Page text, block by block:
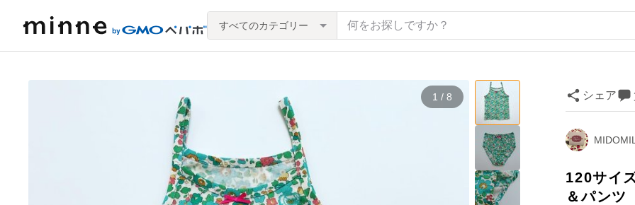
すべてのカテゴリー
1 / 8 シェア
120サイ
＆パンツ